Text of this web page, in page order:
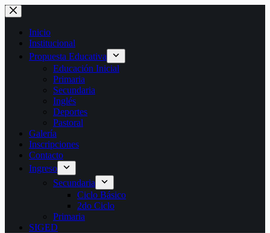
Saltar
al
contenido
Inicio
Institucional
Propuesta Educativa
Educación Inicial
Primaria
Secundaria
Inglés
Deportes
Pastoral
Galería
Inscripciones
Contacto
Ingreso
Secundaria
Ciclo Básico
2do Ciclo
Primaria
SIGED